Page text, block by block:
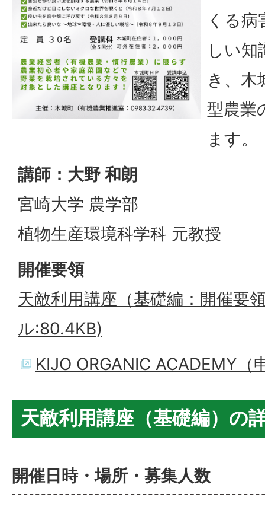
くる
しい
き、木
型農業
ます。
講師：大野 和朗
宮崎大学 農学部
植物生産環境科学科 元教授
開催要領
天敵利用講座（基礎編：開催要
ル:80.4KB)
KIJO ORGANIC ACADEMY（
天敵利用講座（基礎編）の
開催日時・場所・募集人数